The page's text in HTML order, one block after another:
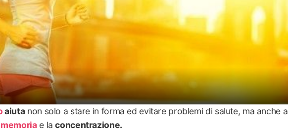
aiutanon solo a stare in forma ed evitare problemi di salute, ma anche a
memoriae laconcentrazione.